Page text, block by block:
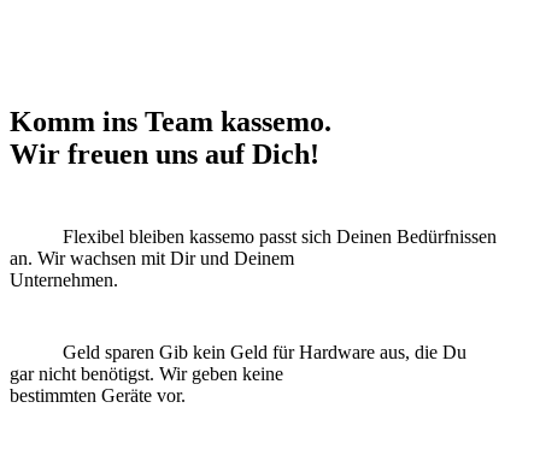
Komm ins Team kassemo.
Wir freuen uns auf Dich!
Flexibel bleiben kassemo passt sich Deinen Bedürfnissen
an. Wir wachsen mit Dir und Deinem
Unternehmen.
Geld sparen Gib kein Geld für Hardware aus, die Du
gar nicht benötigst. Wir geben keine
bestimmten Geräte vor.